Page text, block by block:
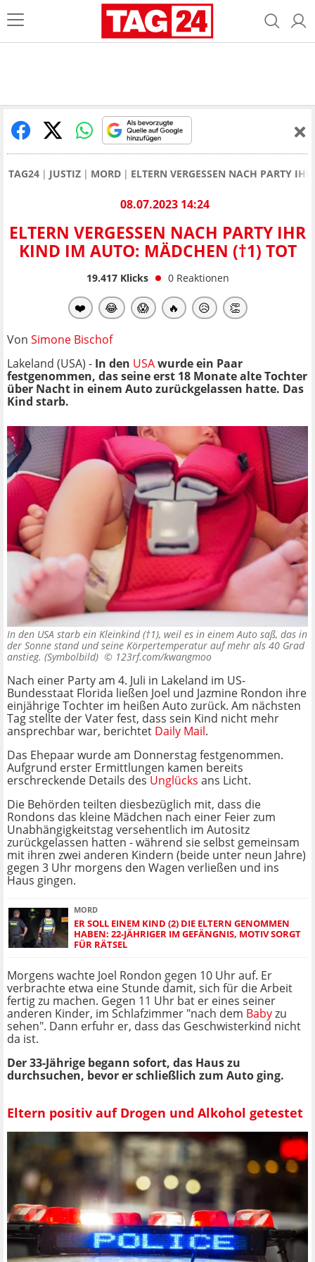
TAG24 JUSTIZ MORD ELTERN VERGESSEN NACH PARTY
08.07.2023 14:24
ELTERN VERGESSEN NACH PARTY IHR
KIND IM AUTO: MÄDCHEN (†1) TOT
19.417Klicks 0 Reaktionen
❤️ 😂 😱 🔥 😥 👏
Von Simone Bischof
Lakeland (USA) - In den USAwurde ein Paar
festgenommen, das seine erst 18 Monate alte Tochter
über Nacht in einem Auto zurückgelassen hatte. Das
Kind starb.
In den USA starb ein Kleinkind (†1), weil es in einem Auto saß, das in
der Sonne stand und seine Körpertemperatur auf mehr als 40 Grad
anstieg. (Symbolbild) © 123rf.com/kwangmoo
Nach einer Party am 4. Juli in Lakeland im US-
Bundesstaat Florida ließen Joel und Jazmine Rondon ihre
einjährige Tochter im heißen Auto zurück. Am nächsten
Tag stellte der Vater fest, dass sein Kind nicht mehr
ansprechbar war, berichtet Daily Mail.
Das Ehepaar wurde am Donnerstag festgenommen.
Aufgrund erster Ermittlungen kamen bereits
erschreckende Details des Unglücks ans Licht.
Die Behörden teilten diesbezüglich mit, dass die
Rondons das kleine Mädchen nach einer Feier zum
Unabhängigkeitstag versehentlich im Autositz
zurückgelassen hatten - während sie selbst gemeinsam
mit ihren zwei anderen Kindern (beide unter neun Jahre)
gegen 3 Uhr morgens den Wagen verließen und ins
Haus gingen.
MORD
ER SOLL EINEM KIND (2) DIE ELTERN GENOMMEN
HABEN: 22-JÄHRIGER IM GEFÄNGNIS, MOTIV SORGT
FÜR RÄTSEL
Morgens wachte Joel Rondon gegen 10 Uhr auf. Er
verbrachte etwa eine Stunde damit, sich für die Arbeit
fertig zu machen. Gegen 11 Uhr bat er eines seiner
anderen Kinder, im Schlafzimmer "nach dem Babyzu
sehen". Dann erfuhr er, dass das Geschwisterkind nicht
da ist.
Der 33-Jährige begann sofort, das Haus zu
durchsuchen, bevor er schließlich zum Auto ging.
Eltern positiv auf Drogen und Alkohol getestet